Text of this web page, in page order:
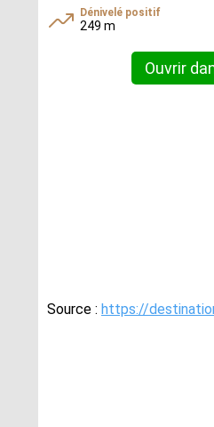
Dénivelé positif
249 m
Ouvrir
Source : https://